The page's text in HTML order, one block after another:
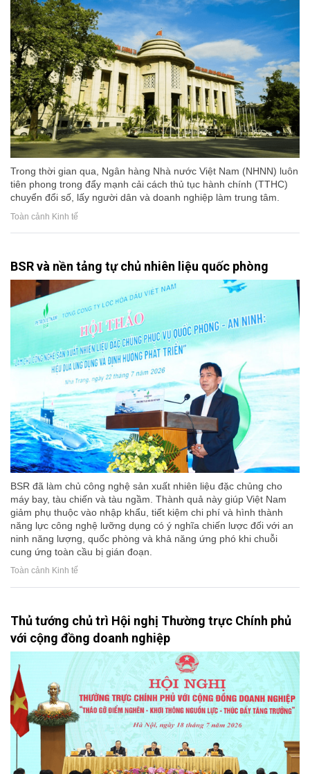
Trong thời gian qua, Ngân hàng Nhà nước Việt Nam (NHNN) luôn
tiên phong trong đẩy mạnh cải cách thủ tục hành chính (TTHC)
chuyển đổi số, lấy người dân và doanh nghiệp làm trung tâm.
Toàn cảnh Kinh tế
BSR và nền tảng tự chủ nhiên liệu quốc phòng
BSR đã làm chủ công nghệ sản xuất nhiên liệu đặc chủng cho
máy bay, tàu chiến và tàu ngầm. Thành quả này giúp Việt Nam
giảm phụ thuộc vào nhập khẩu, tiết kiệm chi phí và hình thành
năng lực công nghệ lưỡng dụng có ý nghĩa chiến lược đối với an
ninh năng lượng, quốc phòng và khả năng ứng phó khi chuỗi
cung ứng toàn cầu bị gián đoạn.
Toàn cảnh Kinh tế
Thủ tướng chủ trì Hội nghị Thường trực Chính phủ
với cộng đồng doanh nghiệp